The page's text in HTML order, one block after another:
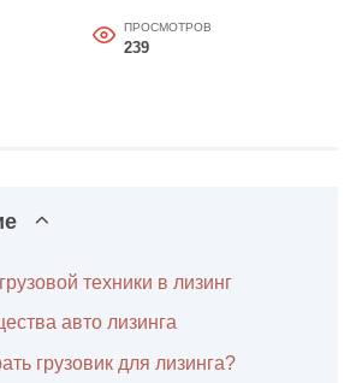
ПРОСМОТРОВ
239
техники в лизинг
авто лизинга
грузовик для лизинга?